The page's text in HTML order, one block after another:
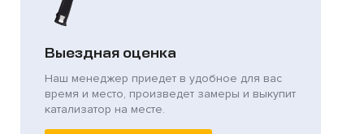
Выездная оценка
Наш менеджер приедет в удобное для вас
время и место, произведет замеры и выкупит
катализатор на месте.